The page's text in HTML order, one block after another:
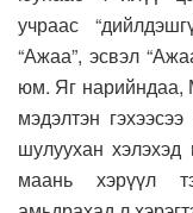
учраас
“Ажаа”, эсвэл
юм. Яг нарийндаа,
мэдэлтэн
шулуухан
маань хэрүүл